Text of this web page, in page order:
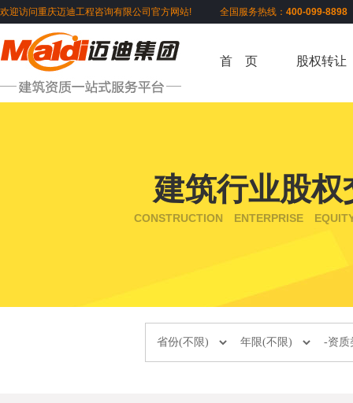
欢迎访问重庆迈迪工程咨询有限公司官方网站! 全国服务热线： 400-099-
首 页 股权转让
建筑行业股权
CONSTRUCTION ENTERPRISE